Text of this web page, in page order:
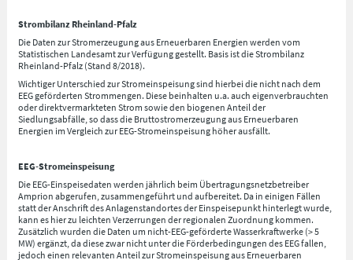
Strombilanz Rheinland-Pfalz
Die Daten zur Stromerzeugung aus Erneuerbaren Energien werden vom
Statistischen Landesamt zur Verfügung gestellt. Basis ist die Strombilanz
Rheinland-Pfalz (Stand 8/2018).
Wichtiger Unterschied zur Stromeinspeisung sind hierbei die nicht nach dem
EEG geförderten Strommengen. Diese beinhalten u.a. auch eigenverbrauchten
oder direktvermarkteten Strom sowie den biogenen Anteil der
Siedlungsabfälle, so dass die Bruttostromerzeugung aus Erneuerbaren
Energien im Vergleich zur EEG-Stromeinspeisung höher ausfällt.
EEG-Stromeinspeisung
Die EEG-Einspeisedaten werden jährlich beim Übertragungsnetzbetreiber
Amprion abgerufen, zusammengeführt und aufbereitet. Da in einigen Fällen
statt der Anschrift des Anlagenstandortes der Einspeisepunkt hinterlegt wurde,
kann es hier zu leichten Verzerrungen der regionalen Zuordnung kommen.
Zusätzlich wurden die Daten um nicht-EEG-geförderte Wasserkraftwerke (> 5
MW) ergänzt, da diese zwar nicht unter die Förderbedingungen des EEG fallen,
jedoch einen relevanten Anteil zur Stromeinspeisung aus Erneuerbaren